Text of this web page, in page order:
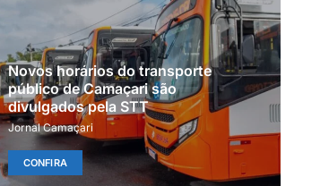
Novos horários do transporte
público de Camaçari são
divulgados pela STT
Jornal Camaçari
CONFIRA